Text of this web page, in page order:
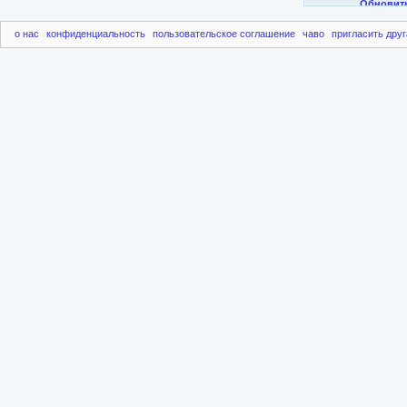
о нас конфиденциальность пользовательское соглашение чаво пригласить